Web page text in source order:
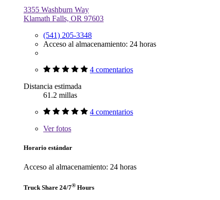
3355 Washburn Way
Klamath Falls, OR 97603
(541) 205-3348
Acceso al almacenamiento: 24 horas
4 comentarios
Distancia estimada
61.2 millas
4 comentarios
Verfotos
Horario estándar
Acceso al almacenamiento: 24 horas
Truck Share 24/7® Hours